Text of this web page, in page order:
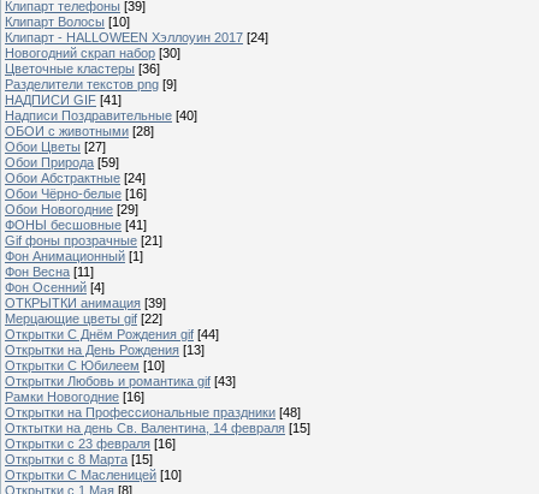
Клипарт телефоны [39]
Клипарт Волосы [10]
Клипарт - HALLOWEEN Хэллоуин 2017 [24]
Новогодний скрап набор [30]
Цветочные кластеры [36]
Разделители текстов png [9]
НАДПИСИ GIF [41]
Надписи Поздравительные [40]
ОБОИ с животными [28]
Обои Цветы [27]
Обои Природа [59]
Обои Абстрактные [24]
Обои Чёрно-белые [16]
Обои Новогодние [29]
ФОНЫ бесшовные [41]
Gif фоны прозрачные [21]
Фон Анимационный [1]
Фон Весна [11]
Фон Осенний [4]
ОТКРЫТКИ анимация [39]
Мерцающие цветы gif [22]
Открытки С Днём Рождения gif [44]
Открытки на День Рождения [13]
Открытки С Юбилеем [10]
Открытки Любовь и романтика gif [43]
Рамки Новогодние [16]
Открытки на Профессиональные праздники [48]
Отктытки на день Св. Валентина, 14 февраля [15]
Открытки с 23 февраля [16]
Открытки с 8 Марта [15]
Открытки С Масленицей [10]
Открытки с 1 Мая [8]